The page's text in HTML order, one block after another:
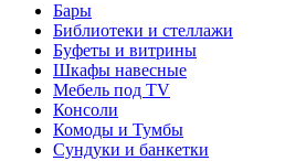
Бары
Библиотеки и стеллажи
Буфеты и витрины
Шкафы навесные
Мебель под ТV
Консоли
Комоды и Тумбы
Сундуки и банкетки